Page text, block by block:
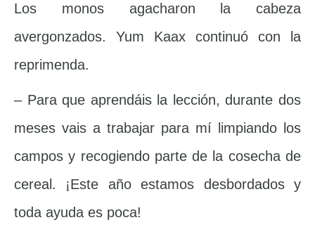
Los monos agacharon la cabeza
avergonzados. Yum Kaax continuó con la
reprimenda.
– Para que aprendáis la lección, durante dos
meses vais a trabajar para mí limpiando los
campos y recogiendo parte de la cosecha de
cereal. ¡Este año estamos desbordados y
toda ayuda es poca!